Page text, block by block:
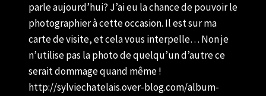
parle aujourd’hui? J’ai eu la chance de pouvoir le
photographier à cette occasion. Il est sur ma
carte de visite, et cela vous interpelle… Non je
n’utilise pas la photo de quelqu’un d’autre ce
serait dommage quand même !
http://sylviechatelais.over-blog.com/album-